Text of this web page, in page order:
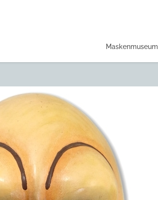
Maskenmuseum